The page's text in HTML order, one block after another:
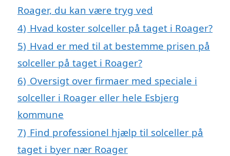
Roager, du kan være tryg ved
4) Hvad koster solceller på taget i Roager?
5) Hvad er med til at bestemme prisen på
solceller på taget i Roager?
6) Oversigt over firmaer med speciale i
solceller i Roager eller hele Esbjerg
kommune
7) Find professionel hjælp til solceller på
taget i byer nær Roager